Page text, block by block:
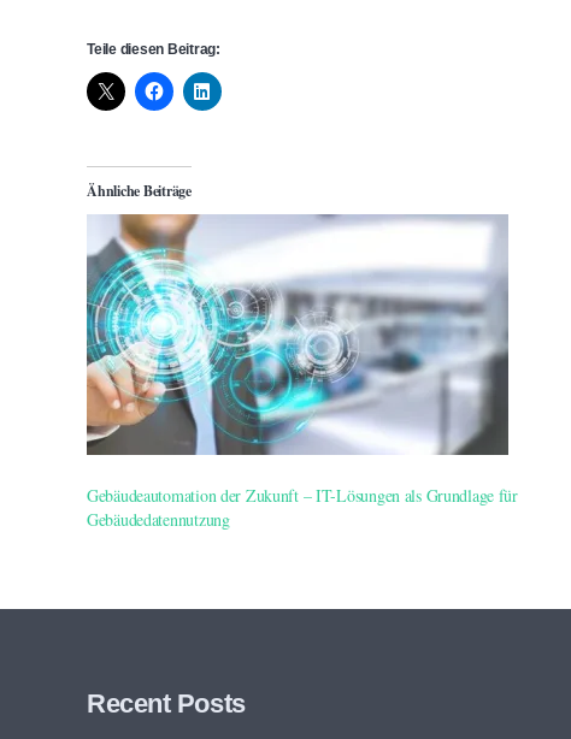
Teile diesen Beitrag:
Ähnliche Beiträge
Gebäudeautomation der Zukunft – IT-Lösungen als Grundlage für
Gebäudedatennutzung
Recent Posts